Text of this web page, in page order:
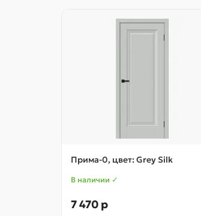
Прима-0, цвет: Grey Silk
В наличии ✓
7 470 р